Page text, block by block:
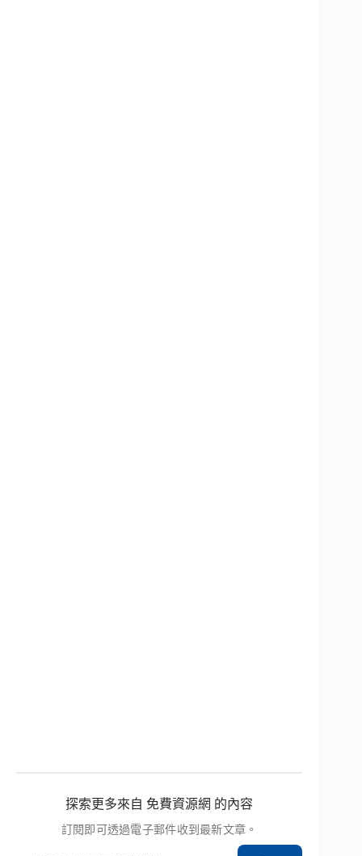
探索更多來自 免費資源網 的內容
訂閱即可透過電子郵件收到最新文章。